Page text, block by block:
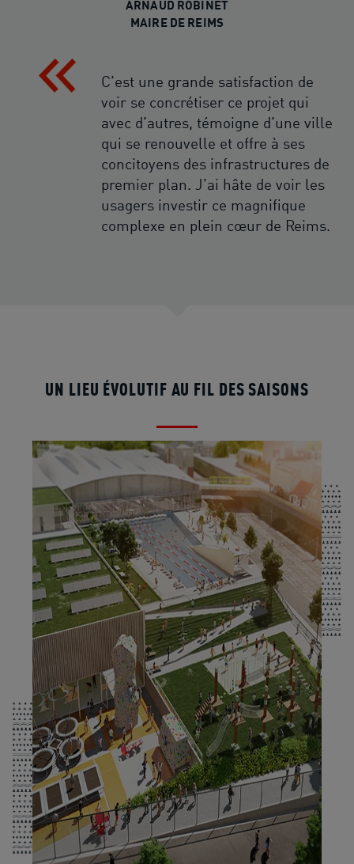
ARNAUD ROBINET
MAIRE DE REIMS
C’est une grande satisfaction de
voir se concrétiser ce projet qui
avec d’autres, témoigne d’une ville
qui se renouvelle et offre à ses
concitoyens des infrastructures de
premier plan. J’ai hâte de voir les
usagers investir ce magnifique
complexe en plein cœur de Reims.
UN LIEU ÉVOLUTIF AU FIL DES SAISONS